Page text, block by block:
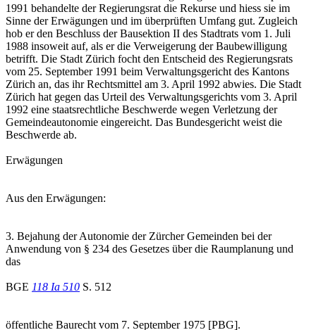
1991 behandelte der Regierungsrat die Rekurse und hiess sie im
Sinne der Erwägungen und im überprüften Umfang gut. Zugleich
hob er den Beschluss der Bausektion II des Stadtrats vom 1. Juli
1988 insoweit auf, als er die Verweigerung der Baubewilligung
betrifft. Die Stadt Zürich focht den Entscheid des Regierungsrats
vom 25. September 1991 beim Verwaltungsgericht des Kantons
Zürich an, das ihr Rechtsmittel am 3. April 1992 abwies. Die Stadt
Zürich hat gegen das Urteil des Verwaltungsgerichts vom 3. April
1992 eine staatsrechtliche Beschwerde wegen Verletzung der
Gemeindeautonomie eingereicht. Das Bundesgericht weist die
Beschwerde ab.
Erwägungen
Aus den Erwägungen:
3. Bejahung der Autonomie der Zürcher Gemeinden bei der
Anwendung von § 234 des Gesetzes über die Raumplanung und
das
BGE 118 Ia 510 S. 512
öffentliche Baurecht vom 7. September 1975 [PBG].